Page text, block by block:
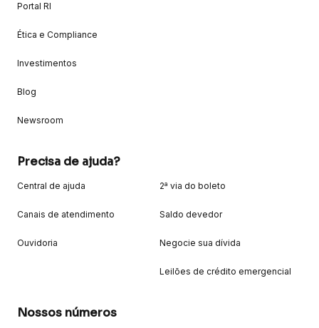
Portal RI
Ética e Compliance
Investimentos
Blog
Newsroom
Precisa de ajuda?
Central de ajuda
Canais de atendimento
Ouvidoria
2ª via do boleto
Saldo devedor
Negocie sua dívida
Leilões de crédito emergencial
Nossos números